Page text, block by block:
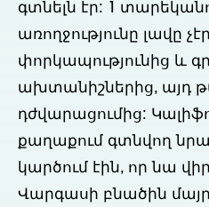
գտնելն էր: 1
առողջությունը լավը
փորկապությունից և
ախտանիշներից, այդ
դժվարացումից:
քաղաքում գտնվող
կարծում էին, որ նա
Վարգասի բնածին